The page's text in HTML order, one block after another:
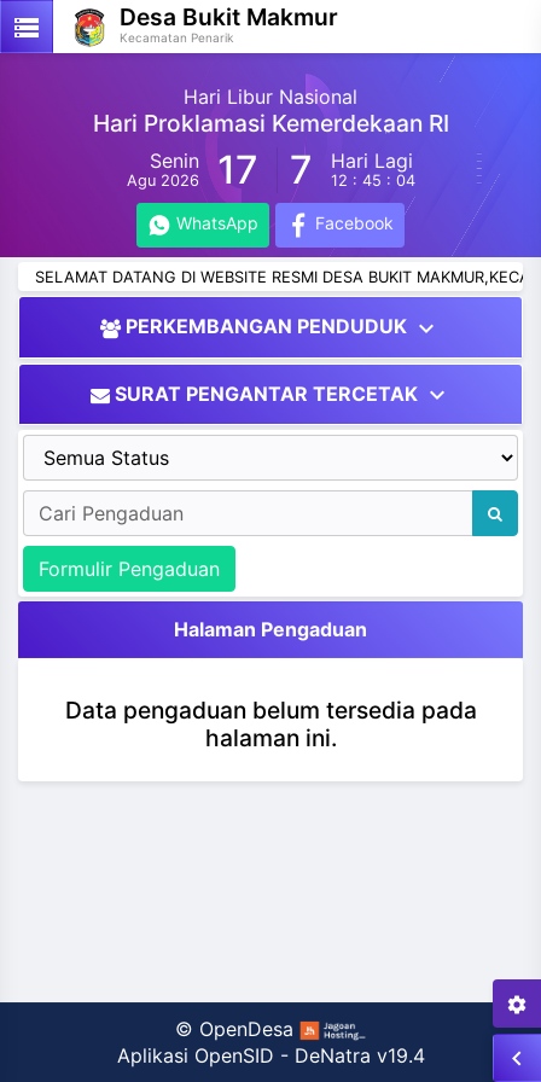
storage Desa Bukit Makmur
Kecamatan Penarik
Hari Libur Nasional
Hari Proklamasi Kemerdekaan RI
Senin
Agu 2026 17 7 Hari Lagi
12 : 45 : 04
WhatsApp Facebook
settings
keyboard_arrow_left
SELAMAT DATANG DI WEBSITE RESMI DESA BUKIT
PERKEMBANGAN PENDUDUK expand_more
SURAT PENGANTAR TERCETAK expand_more
Formulir Pengaduan
Halaman Pengaduan
Data pengaduan belum tersedia pada
halaman ini.
© OpenDesa
Aplikasi OpenSID - DeNatra v19.4